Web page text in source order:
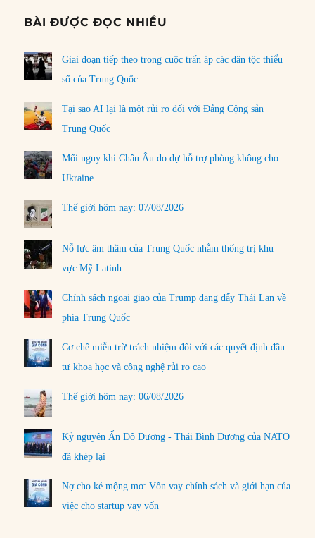
BÀI ĐƯỢC ĐỌC NHIỀU
Giai đoạn tiếp theo trong cuộc trấn áp các dân tộc thiểu
số của Trung Quốc
Tại sao AI lại là một rủi ro đối với Đảng Cộng sản
Trung Quốc
Mối nguy khi Châu Âu do dự hỗ trợ phòng không cho
Ukraine
Thế giới hôm nay: 07/08/2026
Nỗ lực âm thầm của Trung Quốc nhằm thống trị khu
vực Mỹ Latinh
Chính sách ngoại giao của Trump đang đẩy Thái Lan về
phía Trung Quốc
Cơ chế miễn trừ trách nhiệm đối với các quyết định đầu
tư khoa học và công nghệ rủi ro cao
Thế giới hôm nay: 06/08/2026
Kỷ nguyên Ấn Độ Dương - Thái Bình Dương của NATO
đã khép lại
Nợ cho kẻ mộng mơ: Vốn vay chính sách và giới hạn của
việc cho startup vay vốn